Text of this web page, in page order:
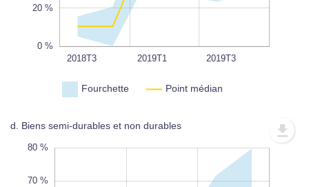
20 %
0 %
L
2018T3 2019T1 2019T3
2019T2
2018T4
2019T4
2020T1
2020T2
Fourchette Point médian
d. Biens semi-durables et non durables
80 %
70 %